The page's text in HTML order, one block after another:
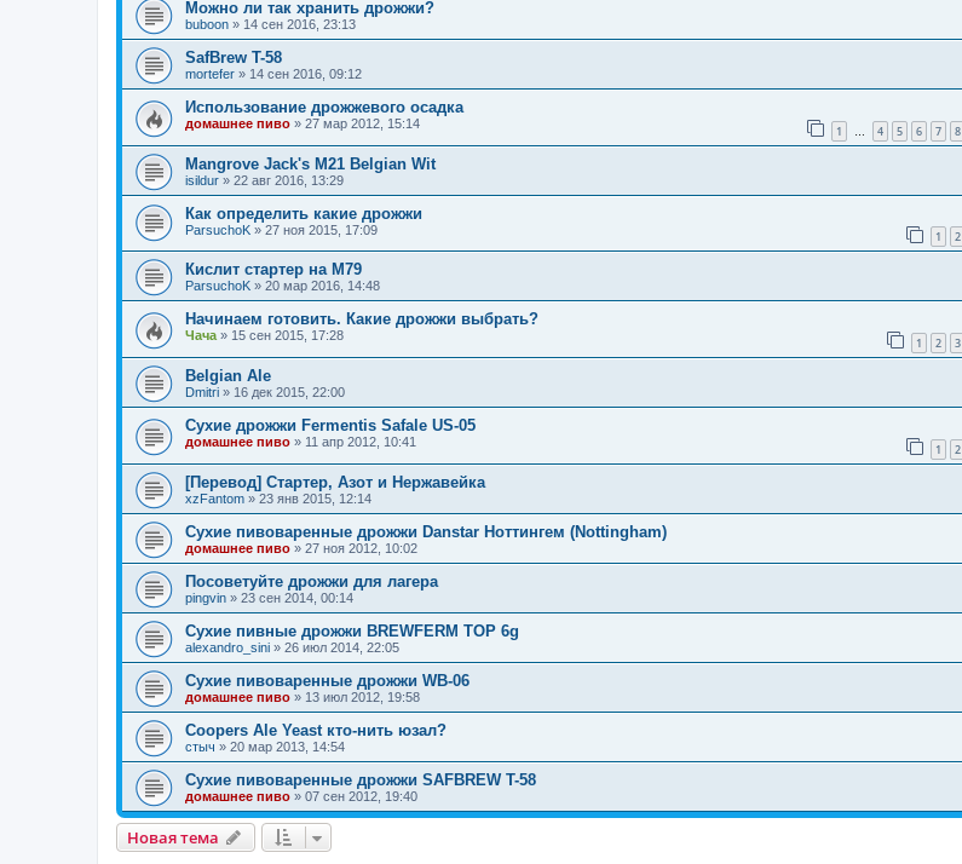
Можно ли так хранить дрожжи?
buboon » 14 сен 2016, 23:13
SafBrew T-58
mortefer » 14 сен 2016, 09:12
Использование дрожжевого осадка
домашнее пиво » 27 мар 2012, 15:14 1 … 4 5 6 7 8
Mangrove Jack's M21 Belgian Wit
isildur » 22 авг 2016, 13:29
Как определить какие дрожжи
ParsuchoK » 27 ноя 2015, 17:09 1 2
Кислит стартер на M79
ParsuchoK » 20 мар 2016, 14:48
Начинаем готовить. Какие дрожжи выбрать?
Чача » 15 сен 2015, 17:28 1 2 3
Belgian Ale
Dmitri » 16 дек 2015, 22:00
Сухие дрожжи Fermentis Safale US-05
домашнее пиво » 11 апр 2012, 10:41 1 2
[Перевод] Стартер, Азот и Нержавейка
xzFantom » 23 янв 2015, 12:14
Сухие пивоваренные дрожжи Danstar Ноттингем (Nottingham)
домашнее пиво » 27 ноя 2012, 10:02
Посоветуйте дрожжи для лагера
pingvin » 23 сен 2014, 00:14
Сухие пивные дрожжи BREWFERM TOP 6g
alexandro_sini » 26 июл 2014, 22:05
Сухие пивоваренные дрожжи WB-06
домашнее пиво » 13 июл 2012, 19:58
Coopers Ale Yeast кто-нить юзал?
стыч » 20 мар 2013, 14:54
Сухие пивоваренные дрожжи SAFBREW T-58
домашнее пиво » 07 сен 2012, 19:40
Новая тема